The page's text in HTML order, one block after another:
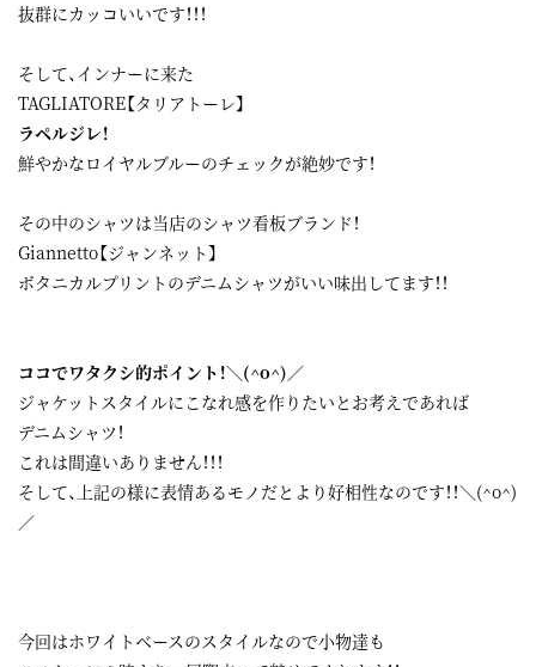
抜群にカッコいいです！！！
そして、インナーに来た
TAGLIATORE【タリアトーレ】
ラペルジレ！
鮮やかなロイヤルブルーのチェックが絶妙です！
その中のシャツは当店のシャツ看板ブランド！
Giannetto【ジャンネット】
ボタニカルプリントのデニムシャツがいい味出してます！！
ココでワタクシ的ポイント！＼(^o^)／
ジャケットスタイルにこなれ感を作りたいとお考えであれば
デニムシャツ！
これは間違いありません！！！
そして、上記の様に表情あるモノだとより好相性なのです！！＼(^o^)
／
今回はホワイトベースのスタイルなので小物達も